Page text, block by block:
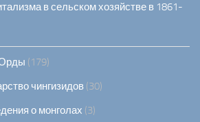
в сельском хозяйстве в 1861-
(179)
чингизидов (30)
о монголах (3)